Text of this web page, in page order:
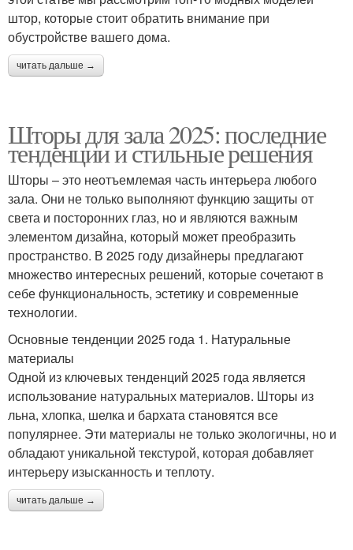
штор, которые стоит обратить внимание при
обустройстве вашего дома.
читать дальше →
Шторы для зала 2025: последние
тенденции и стильные решения
Шторы – это неотъемлемая часть интерьера любого
зала. Они не только выполняют функцию защиты от
света и посторонних глаз, но и являются важным
элементом дизайна, который может преобразить
пространство. В 2025 году дизайнеры предлагают
множество интересных решений, которые сочетают в
себе функциональность, эстетику и современные
технологии.
Основные тенденции 2025 года 1. Натуральные
материалы
Одной из ключевых тенденций 2025 года является
использование натуральных материалов. Шторы из
льна, хлопка, шелка и бархата становятся все
популярнее. Эти материалы не только экологичны, но и
обладают уникальной текстурой, которая добавляет
интерьеру изысканность и теплоту.
читать дальше →